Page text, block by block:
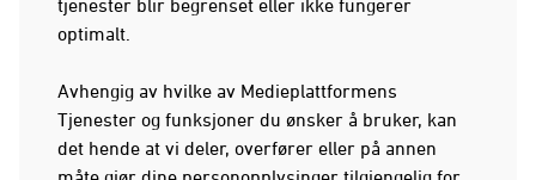
tjenester blir begrenset eller ikke fungerer
optimalt.
Avhengig av hvilke av Medieplattformens
Tjenester og funksjoner du ønsker å bruker, kan
det hende at vi deler, overfører eller på annen